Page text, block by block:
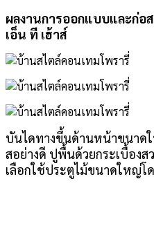
ผลงานการออกแบบและก่อ
เอ็น ที เฮ้าส์
บันไดทางขึ้นด้านหน้าขนาด
สอย่างดี ปูพื้นด้วยกระเบื้อง
เลือกใช้ประตูไม้ขนาดใหญ่โ